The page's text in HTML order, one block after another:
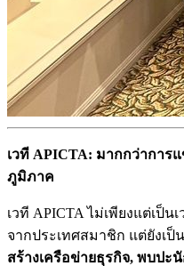
เวที APICTA: มากกว่าการ
ภูมิภาค
เวที APICTA ไม่เพียงแต่เป็
จากประเทศสมาชิก แต่ยังเป็
สร้างเครือข่ายธุรกิจ, พบปะ